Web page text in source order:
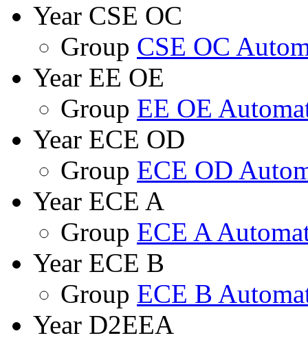
Year CSE OC
Group CSE OC
Year EE OE
Group EE OE
Year ECE OD
Group ECE OD
Year ECE A
Group ECE A
Year ECE B
Group ECE B
Year D2EEA